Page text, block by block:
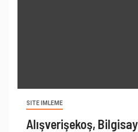
SITE IMLEME
Alışverişekoş,